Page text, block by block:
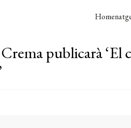
Pròxima
publicarà ‘El